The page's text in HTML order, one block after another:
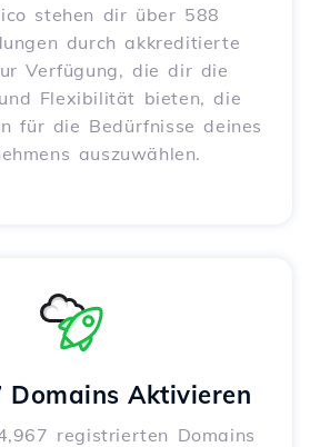
stehen dir über 588
durch akkreditierte
Verfügung, die dir die
Flexibilität bieten, die
für die Bedürfnisse deines
auszuwählen.
Domains Aktivieren
registrierten Domains